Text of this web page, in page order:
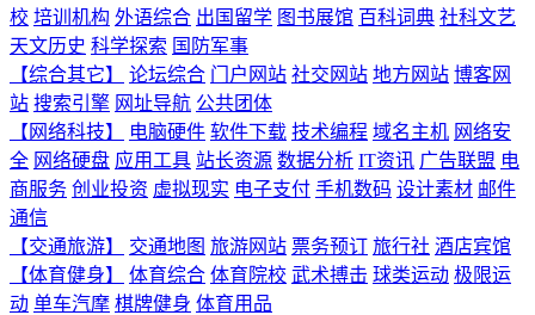
校 培训机构 外语综合 出国留学 图书展馆 百科词典 社科文艺
天文历史 科学探索 国防军事
【综合其它】
论坛综合 门户网站 社交网站 地方网站 博客网
站 搜索引擎 网址导航 公共团体
【网络科技】
电脑硬件 软件下载 技术编程 域名主机 网络安
全 网络硬盘 应用工具 站长资源 数据分析 IT资讯 广告联盟 电
商服务 创业投资 虚拟现实 电子支付 手机数码 设计素材 邮件
通信
【交通旅游】
交通地图 旅游网站 票务预订 旅行社 酒店宾馆
【体育健身】
体育综合 体育院校 武术搏击 球类运动 极限运
动 单车汽摩 棋牌健身 体育用品